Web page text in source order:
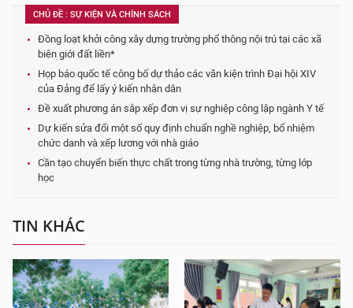
CHỦ ĐỀ : SỰ KIỆN VÀ CHÍNH SÁCH
Đồng loạt khởi công xây dựng trường phổ thông nội trú tại các xã
biên giới đất liền*
Họp báo quốc tế công bố dự thảo các văn kiện trình Đại hội XIV
của Đảng để lấy ý kiến nhân dân
Đề xuất phương án sắp xếp đơn vị sự nghiệp công lập ngành Y tế
Dự kiến sửa đổi một số quy định chuẩn nghề nghiệp, bổ nhiệm
chức danh và xếp lương với nhà giáo
Cần tạo chuyển biến thực chất trong từng nhà trường, từng lớp
học
TIN KHÁC